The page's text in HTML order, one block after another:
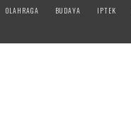
OLAHRAGA BUDAYA IPTEK